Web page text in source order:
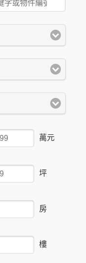
萬元
坪
房
樓